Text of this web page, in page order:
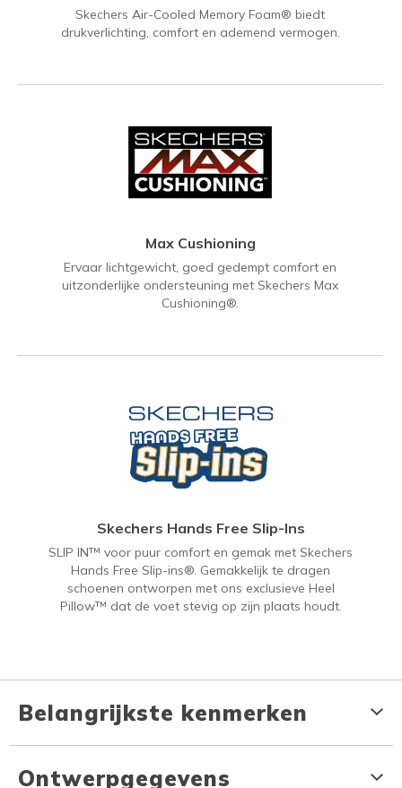
Skechers Air-Cooled Memory Foam® biedt
drukverlichting, comfort en ademend vermogen.
Max Cushioning
Ervaar lichtgewicht, goed gedempt comfort en
uitzonderlijke ondersteuning met Skechers Max
Cushioning®.
Skechers Hands Free Slip-Ins
SLIP IN™ voor puur comfort en gemak met Skechers
Hands Free Slip-ins®. Gemakkelijk te dragen
schoenen ontworpen met ons exclusieve Heel
Pillow™ dat de voet stevig op zijn plaats houdt.
Belangrijkste kenmerken
Ontwerpgegevens